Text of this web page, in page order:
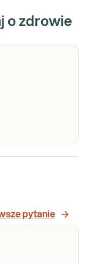
o zdrowie
pytanie